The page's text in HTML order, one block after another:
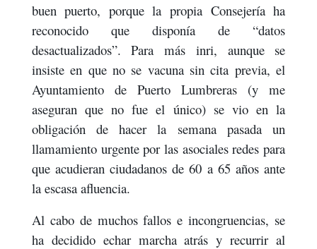
buen puerto, porque la propia Consejería ha
reconocido que disponía de “datos
desactualizados”. Para más inri, aunque se
insiste en que no se vacuna sin cita previa, el
Ayuntamiento de Puerto Lumbreras (y me
aseguran que no fue el único) se vio en la
obligación de hacer la semana pasada un
llamamiento urgente por las asociales redes para
que acudieran ciudadanos de 60 a 65 años ante
la escasa afluencia.
Al cabo de muchos fallos e incongruencias, se
ha decidido echar marcha atrás y recurrir al